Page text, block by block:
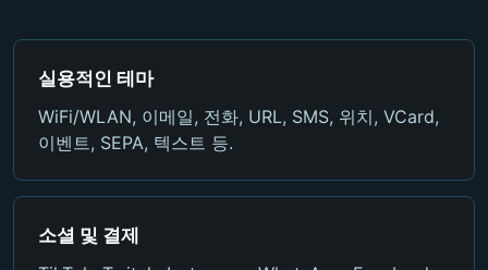
실용적인 테마
WiFi/WLAN, 이메일, 전화, URL, SMS, 위치, VCard,
이벤트, SEPA, 텍스트 등.
소셜 및 결제